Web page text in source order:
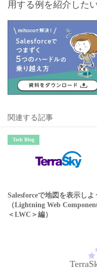
用する例を紹介した
関連する記事
Tech Blog
Salesforceで地図を表示しよ
（Lightning Web
＜LWC＞編）